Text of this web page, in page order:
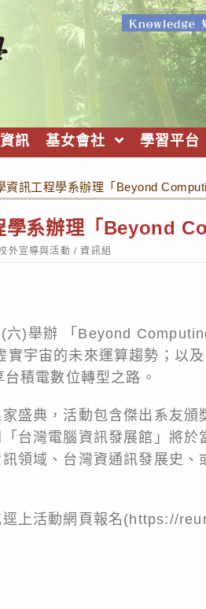
訊 基女會社 學習平台
資訊工程學系辦理「Beyond
學系辦理「Beyond
外宣導與活動 / 資訊組
六)舉辦 「Beyond
宇宙的未來運算趨勢；以
積電數位轉型之路。
盛典，活動包含傑出系友
台灣電腦資訊發展館」將
領域、台灣資通訊發展史
上活動網頁報名(https://